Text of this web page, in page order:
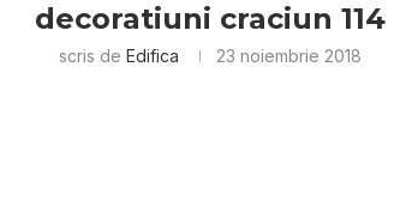
decoratiuni craciun 114
scris de Edifica 23 noiembrie 2018